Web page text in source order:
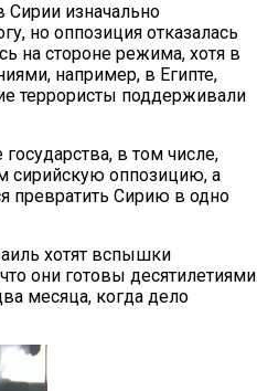
Сирии изначально
но оппозиция отказалась
на стороне режима, хотя в
например, в Египте,
террористы поддерживали
в том числе,
сирийскую оппозицию, а
превратить Сирию в одно
хотят вспышки
они готовы десятилетиями
месяца, когда дело